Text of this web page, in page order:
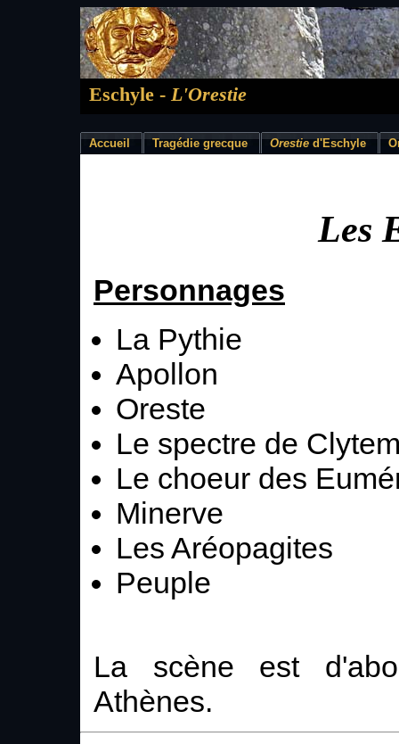
Eschyle - L'Orestie
Accueil Tragédie grecque Orestied'Eschyle
Les
Personnages
La Pythie
Apollon
Oreste
Le spectre de
Le choeur des
Minerve
Les Aréopagites
Peuple
La scène est
Athènes.